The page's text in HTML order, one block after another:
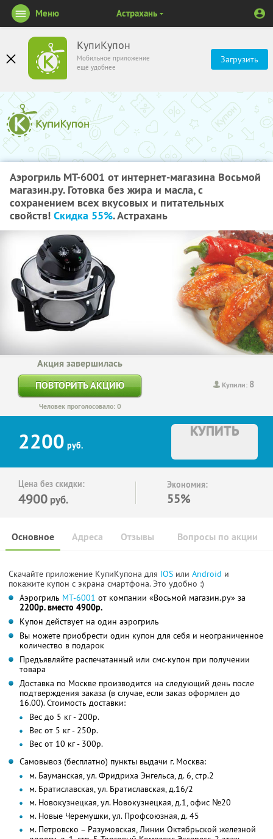
КупиКупон
Мобильное приложение
ещё удобнее
Загрузить
Меню Астрахань
Аэрогриль MT-6001 от интернет-магазина Восьмой
магазин.ру. Готовка без жира и масла, с
сохранением всех вкусовых и питательных
свойств! Скидка 55%. Астрахань
Купили: 8
Акция завершилась
ПОВТОРИТЬ АКЦИЮ
Человек проголосовало: 0
2200 руб.
КУПИТЬ
Цена без скидки:
4900 руб.
Экономия:
55%
Основное Отзывы Вопросы по акции
Адреса
Скачайте приложение КупиКупона для IOS или Android и
покажите купон с экрана смартфона. Это удобно :)
Аэрогриль MT-6001 от компании «Восьмой магазин.ру» за
2200р. вместо 4900р.
Купон действует на один аэрогриль
Вы можете приобрести один купон для себя и неограниченное
количество в подарок
Предъявляйте распечатанный или смс-купон при получении
товара
Доставка по Москве производится на следующий день после
подтверждения заказа (в случае, если заказ оформлен до
16.00). Стоимость доставки:
Вес до 5 кг - 200р.
Вес от 5 кг - 250р.
Вес от 10 кг - 300р.
Самовывоз (бесплатно) пункты выдачи г. Москва:
м. Бауманская, ул. Фридриха Энгельса, д. 6, стр.2
м. Братиславская, ул. Братиславская, д.16/2
м. Новокузнецкая, ул. Новокузнецкая, д.1, офис №20
м. Новые Черемушки, ул. Профсоюзная, д. 45
м. Петровско – Разумовская, Линии Октябрьской железной